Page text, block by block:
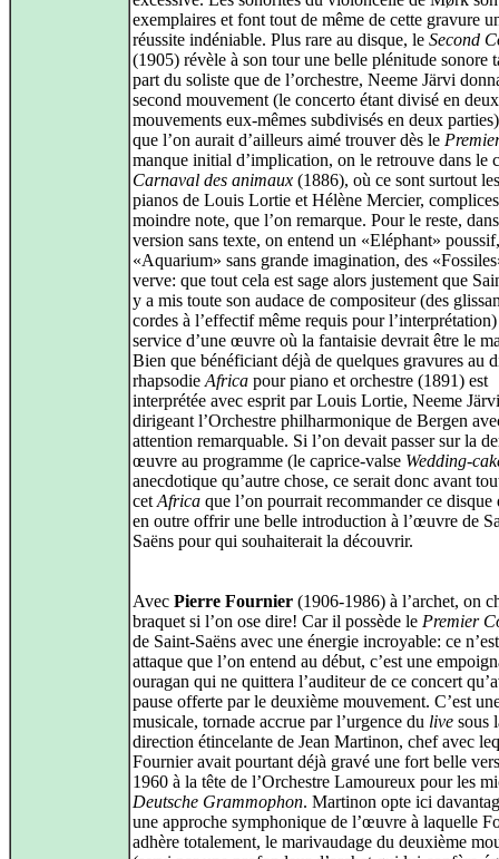
exemplaires et font tout de même de cette gravure
réussite indéniable. Plus rare au disque, le Second
(1905) révèle à son tour une belle plénitude sonore
part du soliste que de l’orchestre, Neeme Järvi
second mouvement (le concerto étant divisé en deux
mouvements eux-mêmes subdivisés en deux
que l’on aurait d’ailleurs aimé trouver dès le
manque initial d’implication, on le retrouve dans le
Carnaval des animaux (1886), où ce sont surtout
pianos de Louis Lortie et Hélène Mercier,
moindre note, que l’on remarque. Pour le reste,
version sans texte, on entend un «Eléphant»
«Aquarium» sans grande imagination, des
verve: que tout cela est sage alors justement que
y a mis toute son audace de compositeur (des
cordes à l’effectif même requis pour
service d’une œuvre où la fantaisie devrait être le
Bien que bénéficiant déjà de quelques gravures au
rhapsodie Africa pour piano et orchestre (1891) est
interprétée avec esprit par Louis Lortie, Neeme Järvi
dirigeant l’Orchestre philharmonique de Bergen
attention remarquable. Si l’on devait passer sur la
œuvre au programme (le caprice-valse Wedding-
anecdotique qu’autre chose, ce serait donc avant
cet Africa que l’on pourrait recommander ce disque
en outre offrir une belle introduction à l’œuvre de
Saëns pour qui souhaiterait la découvrir.
Avec Pierre Fournier (1906-1986) à l’archet, on
braquet si l’on ose dire! Car il possède le Premier
de Saint-Saëns avec une énergie incroyable: ce
attaque que l’on entend au début, c’est une
ouragan qui ne quittera l’auditeur de ce concert
pause offerte par le deuxième mouvement. C’est
musicale, tornade accrue par l’urgence du live sous
direction étincelante de Jean Martinon, chef avec
Fournier avait pourtant déjà gravé une fort belle
1960 à la tête de l’Orchestre Lamoureux pour les
Deutsche Grammophon. Martinon opte ici
une approche symphonique de l’œuvre à laquelle
adhère totalement, le marivaudage du deuxième